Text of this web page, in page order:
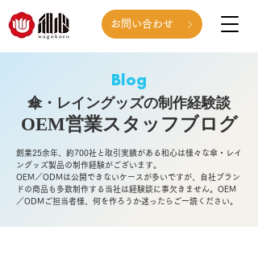
お問い合わせ
Blog
傘・レイングッズの制作経験談
OEM営業スタッフ ブログ
創業25余年、約700社と取引実績がある和心は様々な傘・レイ
ングッズ製品の制作経験がございます。
OEM／ODMは公開できないケースが多いですが、自社ブラン
ドの商品も多数制作する当社は経験談に事欠きません。OEM
／ODMご担当者様、何を作ろうか迷ったらご一読ください。